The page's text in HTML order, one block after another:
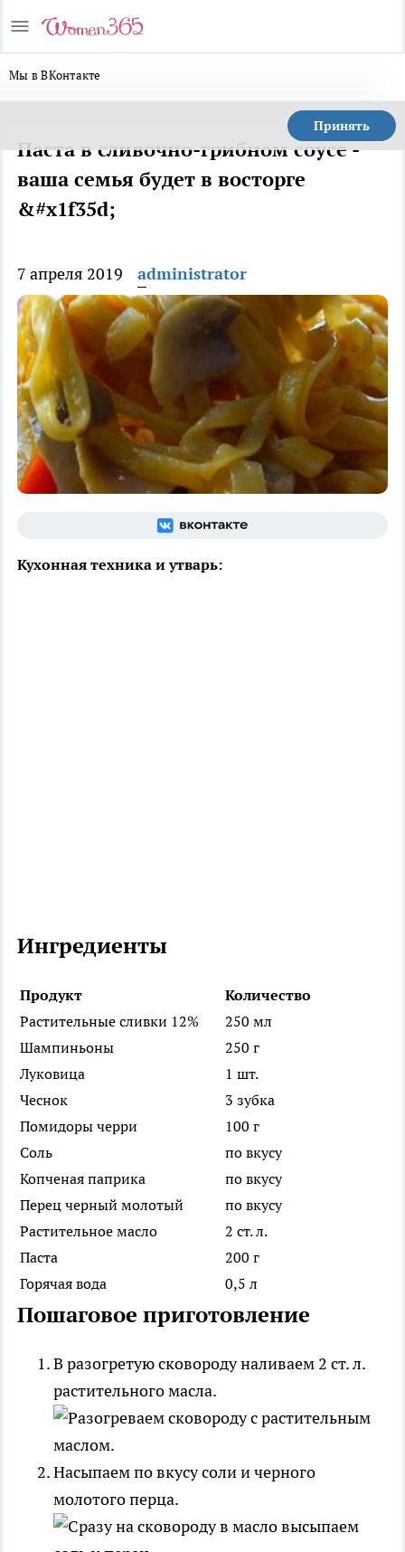
Мы в ВКонтакте
Принять
Паста в сливочно-грибном соусе -
ваша семья будет в восторге
&#x1f35d;
7 апреля 2019 administrator
Кухонная техника и утварь:
Ингредиенты
Продукт
Количество
Растительные сливки 12%
250 мл
Шампиньоны
250 г
Луковица
1 шт.
Чеснок
3 зубка
Помидоры черри
100 г
Соль
по вкусу
Копченая паприка
по вкусу
Перец черный молотый
по вкусу
Растительное масло
2 ст. л.
Паста
200 г
Горячая вода
0,5 л
Пошаговое приготовление
В разогретую сковороду наливаем 2 ст. л.
растительного масла.
Насыпаем по вкусу соли и черного
молотого перца.